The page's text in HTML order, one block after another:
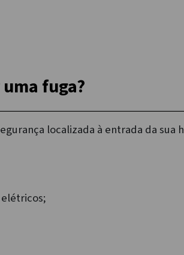
fuga?
localizada à entrada da sua